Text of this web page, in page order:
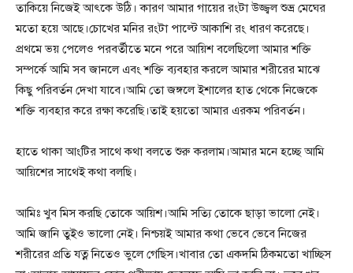
তাকিয়ে নিজেই আৎকে উঠি। কারণ আমার গায়ের রংটা উজ্জ্বল শুভ্র মেঘের
মতো হয়ে আছে।চোখের মনির রংটা পাল্টে আকাশি রং ধারণ করেছে।
প্রথমে ভয় পেলেও পরবর্তীতে মনে পরে আয়িশ বলেছিলো আমার শক্তি
সম্পর্কে আমি সব জানলে এবং শক্তি ব্যবহার করলে আমার শরীরের মাঝে
কিছু পরিবর্তন দেখা যাবে।আমি তো জঙ্গলে ইশালের হাত থেকে নিজেকে
শক্তি ব্যবহার করে রক্ষা করেছি।তাই হয়তো আমার এরকম পরিবর্তন।
হাতে থাকা আংটির সাথে কথা বলতে শুরু করলাম।আমার মনে হচ্ছে আমি
আয়িশের সাথেই কথা বলছি।
আমিঃ খুব মিস করছি তোকে আয়িশ।আমি সত্যি তোকে ছাড়া ভালো নেই।
আমি জানি তুইও ভালো নেই। নিশ্চয়ই আমার কথা ভেবে ভেবে নিজের
শরীরের প্রতি যত্ন নিতেও ভুলে গেছিস।খাবার তো একদমি ঠিকমতো খাচ্ছিস